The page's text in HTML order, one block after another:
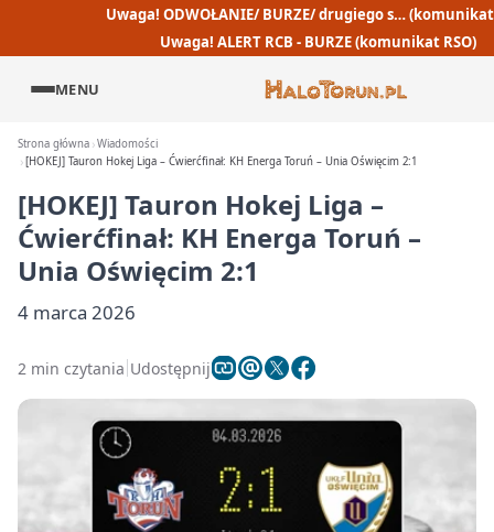
Uwaga! ODWOŁANIE/ BURZE/ drugiego s… (komunikat
Uwaga! ALERT RCB - BURZE (komunikat RSO)
MENU
Strona główna Wiadomości
[HOKEJ] Tauron Hokej Liga – Ćwierćfinał: KH Energa Toruń – Unia Oświęcim 2:1
[HOKEJ] Tauron Hokej Liga –
Ćwierćfinał: KH Energa Toruń –
Unia Oświęcim 2:1
4 marca 2026
2 min czytania Udostępnij